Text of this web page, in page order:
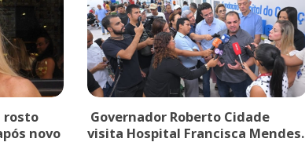
rosto
novo
Governador Roberto Cidade
visita Hospital Francisca Mendes.